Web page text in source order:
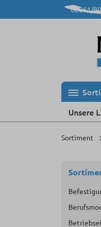
Hauptinhalt springen
Zur Hauptnavigation02861/
Unsere
Sortiment